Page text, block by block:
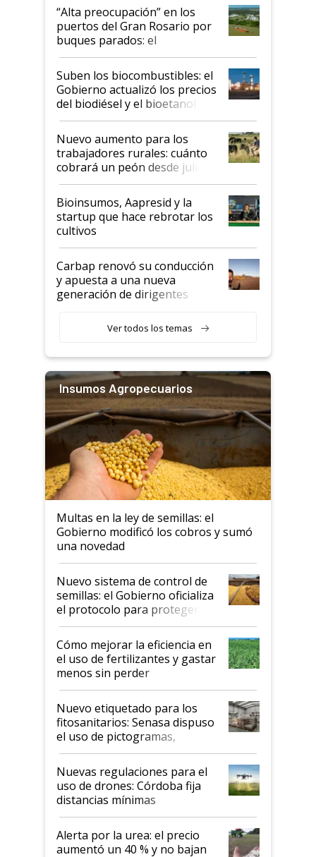
“Alta preocupación” en los
puertos del Gran Rosario por
buques parados: el
funcionamiento de las
exportadoras en tensión tras
la medida de fuerza de los
prácticos
Suben los biocombustibles: el
Gobierno actualizó los precios
del biodiésel y el bioetanol
Nuevo aumento para los
trabajadores rurales: cuánto
cobrará un peón desde julio
Bioinsumos, Aapresid y la
startup que hace rebrotar los
cultivos
Carbap renovó su conducción
y apuesta a una nueva
generación de dirigentes
Ver todos los temas
Insumos Agropecuarios
Multas en la ley de semillas: el
Gobierno modificó los cobros y sumó
una novedad
Nuevo sistema de control de
semillas: el Gobierno oficializa
el protocolo para proteger la
propiedad intelectual
Cómo mejorar la eficiencia en
el uso de fertilizantes y gastar
menos sin perder
productividad en la campaña
fina
Nuevo etiquetado para los
fitosanitarios: Senasa dispuso
el uso de pictogramas,
palabras de advertencia e
indicaciones
Nuevas regulaciones para el
uso de drones: Córdoba fija
distancias mínimas
Alerta por la urea: el precio
aumentó un 40 % y no bajan